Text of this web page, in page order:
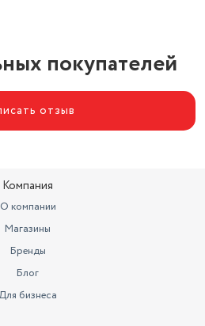
покупателей
отзыв
Компания
О компании
Магазины
Бренды
Блог
бизнеса